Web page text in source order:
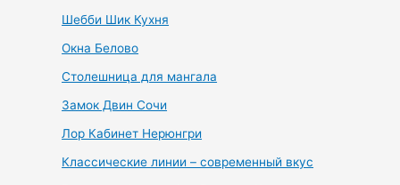
Шебби Шик Кухня
Окна Белово
Столешница для мангала
Замок Двин Сочи
Лор Кабинет Нерюнгри
Классические линии – современный вкус